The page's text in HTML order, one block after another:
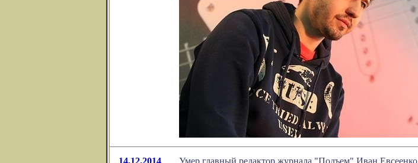
14.12.2014
Умер главный редактор журнала "Подъем" Иван Евсеенко